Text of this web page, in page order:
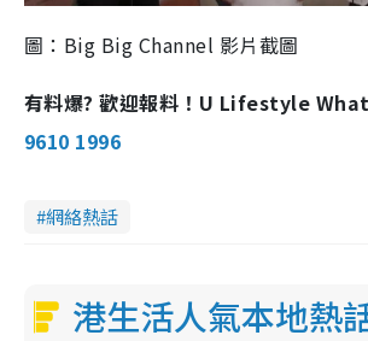
圖：Big Big Channel 影片截圖
有料爆? 歡迎報料！U Lifestyle
9610 1996
網絡熱話
港生活人氣本地熱